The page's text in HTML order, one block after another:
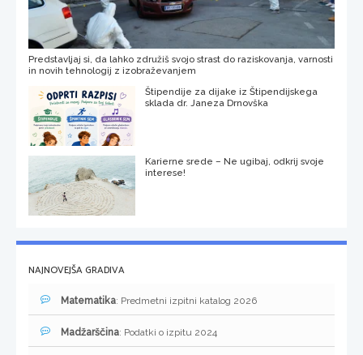
Predstavljaj si, da lahko združiš svojo strast do raziskovanja, varnosti
in novih tehnologij z izobraževanjem
Štipendije za dijake iz Štipendijskega
sklada dr. Janeza Drnovška
Karierne srede – Ne ugibaj, odkrij svoje
interese!
NAJNOVEJŠA GRADIVA
Matematika: Predmetni izpitni katalog 2026
Madžarščina: Podatki o izpitu 2024